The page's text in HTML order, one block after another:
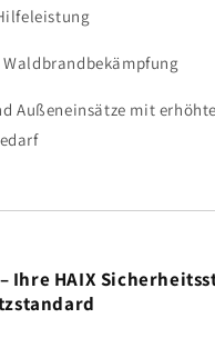
Waldbrandbekämpfung
Außeneinsätze mit
Ihre HAIX